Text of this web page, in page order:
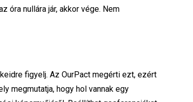
óra nullára jár, akkor vége. Nem
figyelj. Az OurPact megérti ezt, ezért
megmutatja, hogy hol vannak egy